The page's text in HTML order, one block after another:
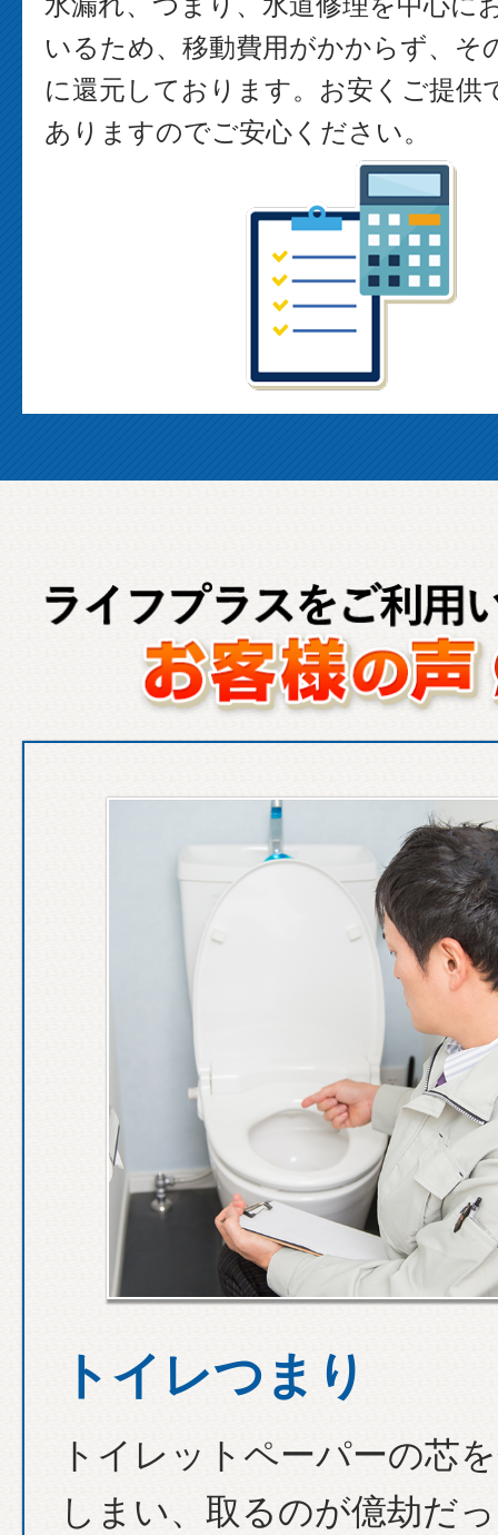
いるため、移動費用がかからず、そ
に還元しております。お安くご提供
ありますのでご安心ください。
トイレつまり
トイレットペーパーの芯
しまい、取るのが億劫だ